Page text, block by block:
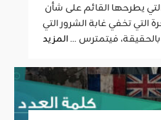
التي تخفي غابة الشرور التي
فيتمترس ...